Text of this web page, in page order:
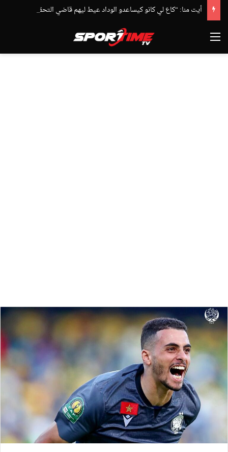
القائمة